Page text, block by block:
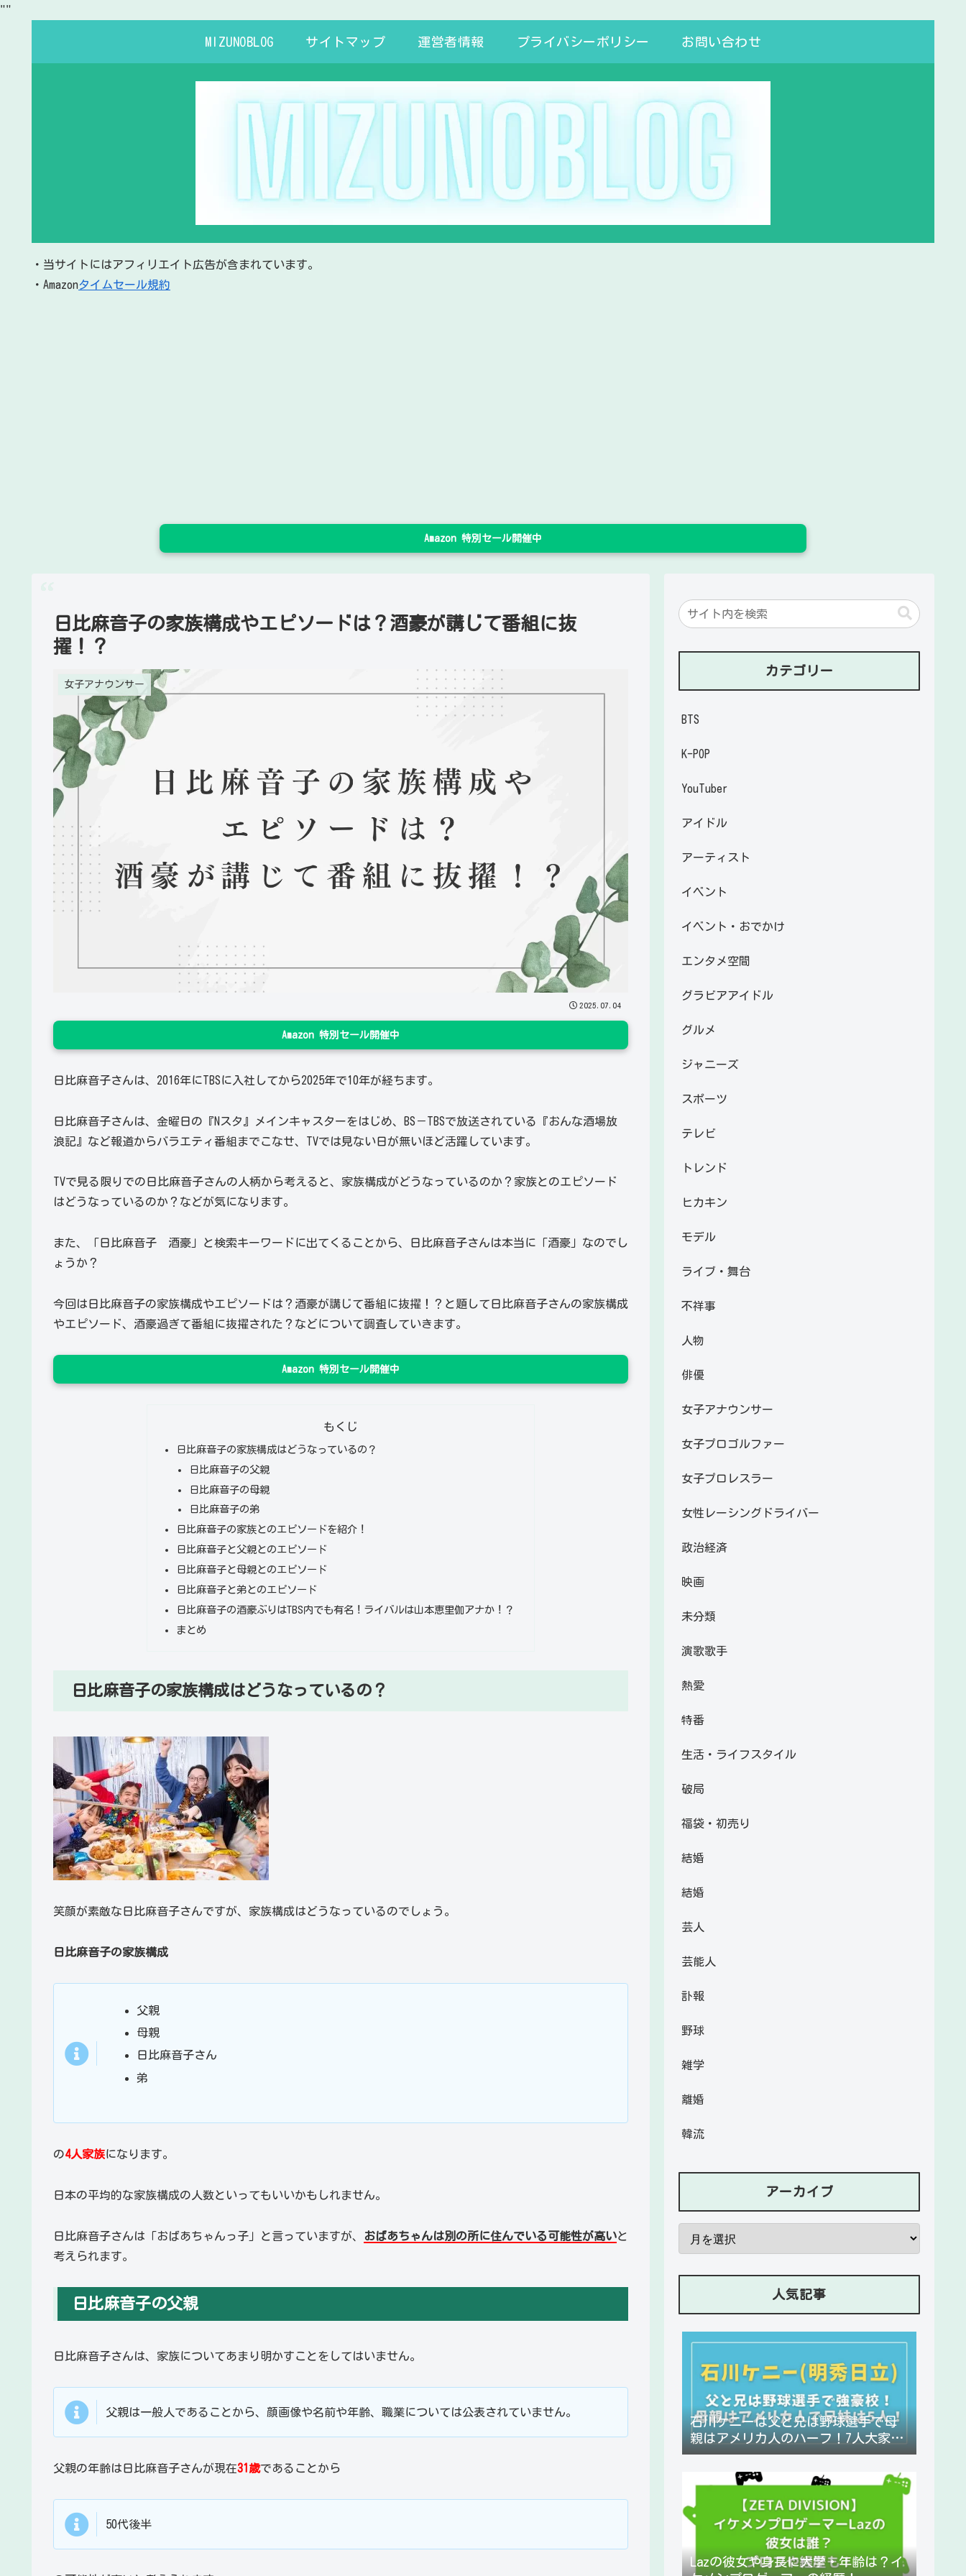
""
MIZUNOBLOG サイトマップ 運営者情報 プライバシーポリシー お問い合わせ
・当サイトにはアフィリエイト広告が含まれています。
・Amazonタイムセール規約
Amazon 特別セール開催中
日比麻音子の家族構成やエピソードは？酒豪が講じて番組に抜
擢！？
女子アナウンサー
2025.07.04
Amazon 特別セール開催中
日比麻音子さんは、2016年にTBSに入社してから2025年で10年が経ちます。
日比麻音子さんは、金曜日の『Nスタ』メインキャスターをはじめ、BS－TBSで放送されている『おんな酒場放
浪記』など報道からバラエティ番組までこなせ、TVでは見ない日が無いほど活躍しています。
TVで見る限りでの日比麻音子さんの人柄から考えると、家族構成がどうなっているのか？家族とのエピソード
はどうなっているのか？などが気になります。
また、「日比麻音子 酒豪」と検索キーワードに出てくることから、日比麻音子さんは本当に「酒豪」なのでし
ょうか？
今回は日比麻音子の家族構成やエピソードは？酒豪が講じて番組に抜擢！？と題して日比麻音子さんの家族構成
やエピソード、酒豪過ぎて番組に抜擢された？などについて調査していきます。
Amazon 特別セール開催中
もくじ
日比麻音子の家族構成はどうなっているの？
日比麻音子の父親
日比麻音子の母親
日比麻音子の弟
日比麻音子の家族とのエピソードを紹介！
日比麻音子と父親とのエピソード
日比麻音子と母親とのエピソード
日比麻音子と弟とのエピソード
日比麻音子の酒豪ぶりはTBS内でも有名！ライバルは山本恵里伽アナか！？
まとめ
日比麻音子の家族構成はどうなっているの？
笑顔が素敵な日比麻音子さんですが、家族構成はどうなっているのでしょう。
日比麻音子の家族構成
父親
母親
日比麻音子さん
弟
の4人家族になります。
日本の平均的な家族構成の人数といってもいいかもしれません。
日比麻音子さんは「おばあちゃんっ子」と言っていますが、 おばあちゃんは別の所に住んでいる可能性が高いと
考えられます。
日比麻音子の父親
日比麻音子さんは、家族についてあまり明かすことをしてはいません。
父親は一般人であることから、顔画像や名前や年齢、職業については公表されていません。
父親の年齢は日比麻音子さんが現在31歳であることから
50代後半
カテゴリー
BTS
K-POP
YouTuber
アイドル
アーティスト
イベント
イベント・おでかけ
エンタメ空間
グラビアアイドル
グルメ
ジャニーズ
スポーツ
テレビ
トレンド
ヒカキン
モデル
ライブ・舞台
不祥事
人物
俳優
女子アナウンサー
女子プロゴルファー
女子プロレスラー
女性レーシングドライバー
政治経済
映画
未分類
演歌歌手
熱愛
特番
生活・ライフスタイル
破局
福袋・初売り
結婚
結婚
芸人
芸能人
訃報
野球
雑学
離婚
韓流
アーカイブ
人気記事
石川ケニーは父と兄は野球選手で母
親はアメリカ人のハーフ！7人大家
族！
Lazの彼女や身長に大学・年齢は？イ